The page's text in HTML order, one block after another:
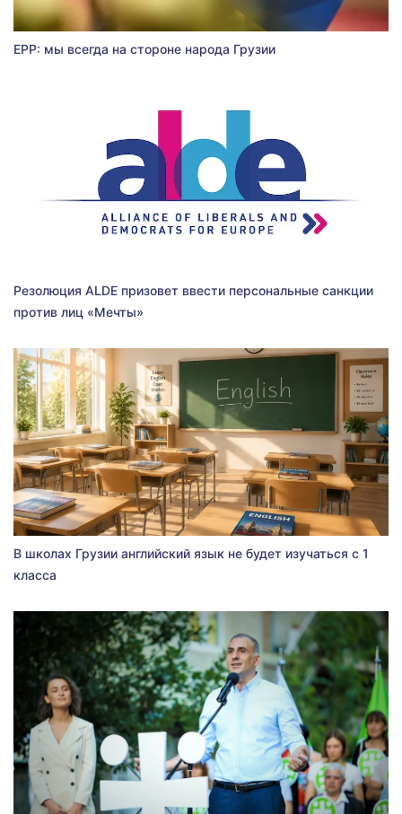
EPP: мы всегда на стороне народа Грузии
Резолюция ALDE призовет ввести персональные санкции
против лиц «Мечты»
В школах Грузии английский язык не будет изучаться с 1
класса